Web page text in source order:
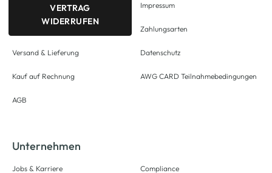
VERTRAG
WIDERRUFEN
Versand & Lieferung
Kauf auf Rechnung
AGB
Impressum
Zahlungsarten
Datenschutz
AWG CARD Teilnahmebedingungen
Unternehmen
Jobs & Karriere Compliance